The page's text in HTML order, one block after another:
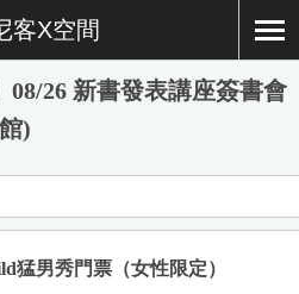
客X空間
08/26 新書發表講座簽書會
)
猛男秀門票（女性限定）